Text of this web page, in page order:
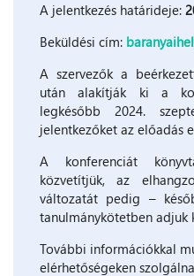
A jelentkezés határideje:
Beküldési cím:
A szervezők a
után alakítják ki a
legkésőbb 2024.
jelentkezőket az előadás
A konferenciát
közvetítjük, az
változatát pedig –
tanulmánykötetben adjuk
További információkkal
elérhetőségeken